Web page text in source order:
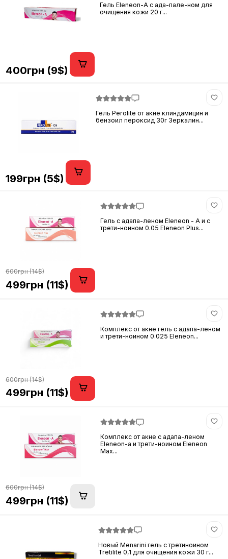
Гель Eleneon-A с ада-пале-ном для
очищения кожи 20 г...
400грн (9$)
Гель Perolite от акне клиндамицин и
бензоил пероксид 30г Зеркалин...
199грн (5$)
Гель с адапа-леном Eleneon - A и с
трети-ноином 0.05 Eleneon Plus...
600грн (14$)
499грн (11$)
Комплекс от акне гель с адапа-леном
и трети-ноином 0.025 Eleneon...
600грн (14$)
499грн (11$)
Комплекс от акне с адапа-леном
Eleneon-a и трети-ноином Eleneon
Max...
600грн (14$)
499грн (11$)
Новый Menarini гель с третиноином
Tretilite 0,1 для очищения кожи 30 г...